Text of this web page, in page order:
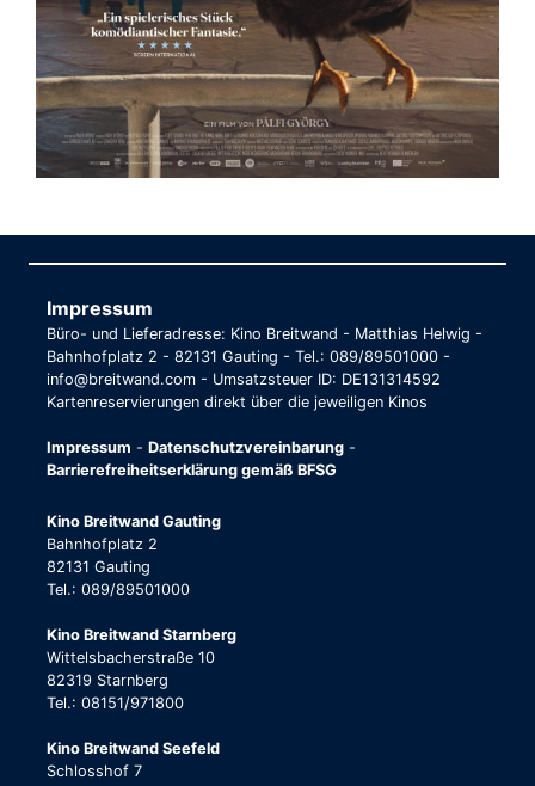
Impressum
Büro- und Lieferadresse: Kino Breitwand - Matthias Helwig -
Bahnhofplatz 2 - 82131 Gauting - Tel.: 089/89501000 -
info@breitwand.com - Umsatzsteuer ID: DE131314592
Kartenreservierungen direkt über die jeweiligen Kinos
Impressum - Datenschutzvereinbarung -
Barrierefreiheitserklärung gemäß BFSG
Kino Breitwand Gauting
Bahnhofplatz 2
82131 Gauting
Tel.: 089/89501000
Kino Breitwand Starnberg
Wittelsbacherstraße 10
82319 Starnberg
Tel.: 08151/971800
Kino Breitwand Seefeld
Schlosshof 7